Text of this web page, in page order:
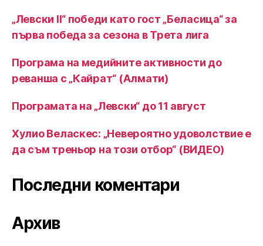
„Левски II“ победи като гост „Беласица“ за
първа победа за сезона в Трета лига
Програма на медийните активности до
реванша с „Кайрат“ (Алмати)
Програмата на „Левски“ до 11 август
Хулио Веласкес: „Невероятно удоволствие е
да съм треньор на този отбор“ (ВИДЕО)
Последни коментари
Архив